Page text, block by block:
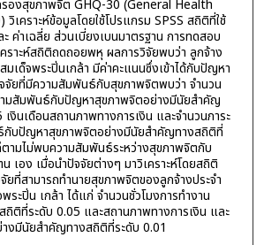
องสุขภาพจิต GHQ-30 (General Health
คราะห์ข้อมูลโดยใช้โปรแกรม SPSS สถิติที่ใช้
ค่าเฉลี่ย ส่วนเบี่ยงเบนมาตรฐาน การทดสอบ
ราะห์สถิติถดถอยพหุ ผลการวิจัยพบว่า ลูกจ้าง
มเด็จพระปิ่นเกล้า มีค่าคะแนนซึ่งเข้าได้กับปัญหา
ยที่มีความสัมพันธ์กับสุขภาพจิตพบว่า จำนวน
ามสัมพันธ์กับปัญหาสุขภาพจิตอย่างมีนัยสำคัญ
งินเดือนสถานภาพทางการเงิน และจำนวนภาระ
บปัญหาสุขภาพจิตอย่างมีนัยสำคัญทางสถิติที่
ามไม่พบความสัมพันธ์ระหว่างสุขภาพจิตกับ
เอง เมื่อนำปัจจัยต่างๆ มาวิเคราะห์โดยสถิติ
ที่สามารถทำนายสุขภาพจิตของลูกจ้างประจำ
ระปิ่น เกล้า ได้แก่ จำนวนชั่วโมงการทำงาน
ติที่ระดับ 0.05 และสถานภาพทางการเงิน และ
งมีนัยสำคัญทางสถิติที่ระดับ 0.01